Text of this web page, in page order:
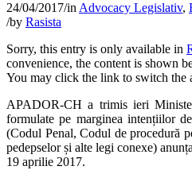
24/04/2017/in Advocacy Legislativ,
/by Rasista
Sorry, this entry is only available in
convenience, the content is shown
You may click the link to switch the
APADOR-CH a trimis ieri
formulate pe marginea intențiilor
(Codul Penal, Codul de procedură
pedepselor și alte legi conexe)
19 aprilie 2017.